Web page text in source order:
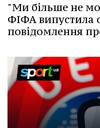
"Ми більше не
ФІФА випустила
повідомлення